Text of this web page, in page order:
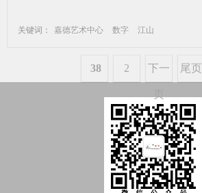
关键词： 嘉德艺术中心 数字
江山
38 2 下一 尾页